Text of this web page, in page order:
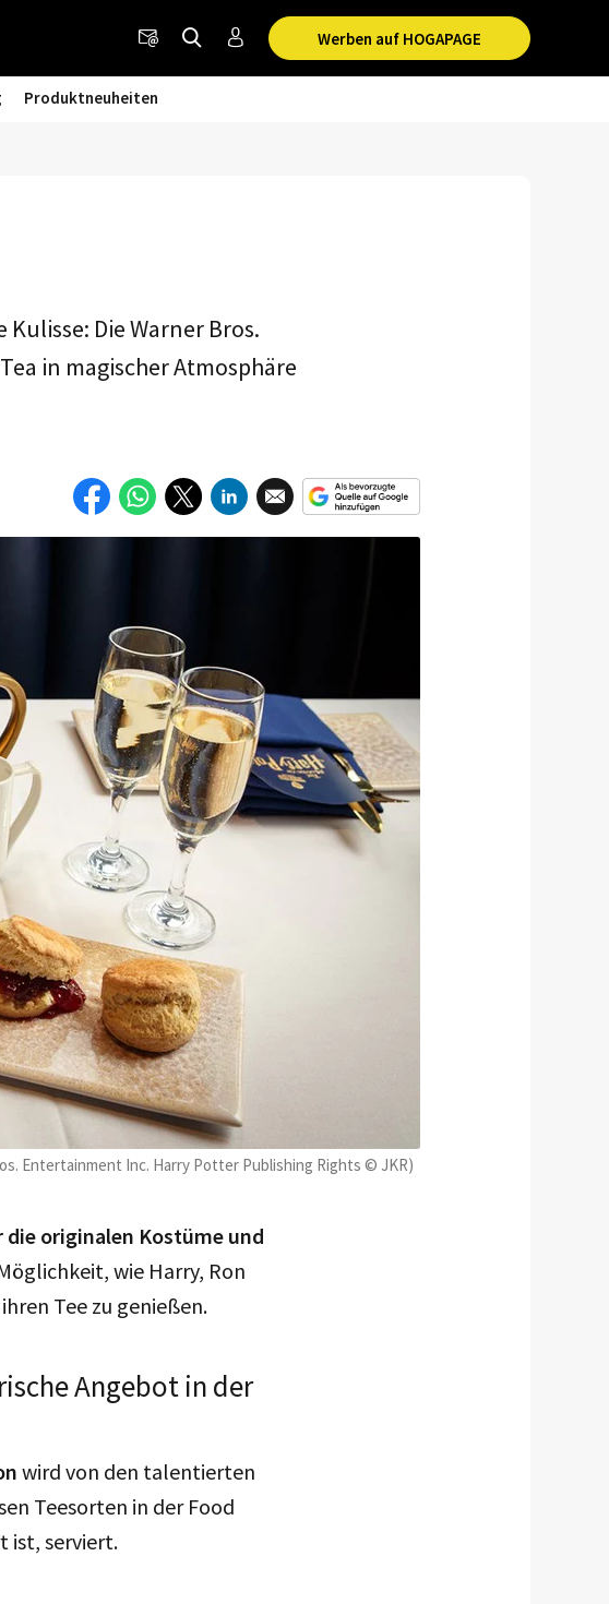
Werben auf HOGAPAGE
Produktneuheiten
Entertainment Inc. Harry Potter Publishing Rights © JKR)
Die Warner Bros.
in magischer Atmosphäre
die originalen Kostüme und
wie Harry, Ron
Tee zu genießen.
Angebot in der
wird von den talentierten
Teesorten in der Food
ist, serviert.